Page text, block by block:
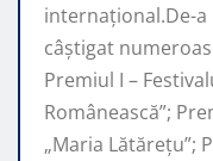
internaţional.De-a
câştigat
Premiul I –
Românească”;
„Maria Lătărețu”;